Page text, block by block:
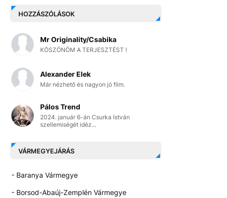
HOZZÁSZÓLÁSOK
Mr Originality/Csabika
KÖSZÖNÖM A TERJESZTÉST !
Alexander Elek
Már nézhető és nagyon jó film.
Pálos Trend
2024. január 6-án Csurka István
szellemiségét idéz...
VÁRMEGYEJÁRÁS
- Baranya Vármegye
- Borsod-Abaúj-Zemplén Vármegye